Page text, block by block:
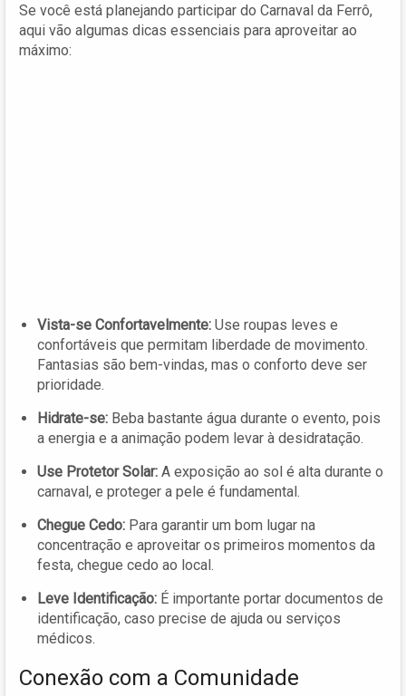
Se você está planejando participar do Carnaval da Ferrô,
aqui vão algumas dicas essenciais para aproveitar ao
máximo:
Vista-se Confortavelmente: Use roupas leves e
confortáveis que permitam liberdade de movimento.
Fantasias são bem-vindas, mas o conforto deve ser
prioridade.
Hidrate-se: Beba bastante água durante o evento, pois
a energia e a animação podem levar à desidratação.
Use Protetor Solar: A exposição ao sol é alta durante o
carnaval, e proteger a pele é fundamental.
Chegue Cedo: Para garantir um bom lugar na
concentração e aproveitar os primeiros momentos da
festa, chegue cedo ao local.
Leve Identificação: É importante portar documentos de
identificação, caso precise de ajuda ou serviços
médicos.
Conexão com a Comunidade